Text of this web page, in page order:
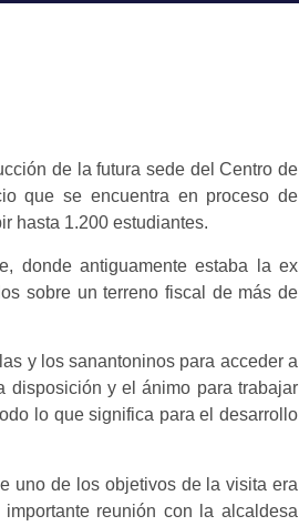
de la futura sede del Centro de
que se encuentra en proceso de
hasta 1.200 estudiantes.
donde antiguamente estaba la ex
sobre un terreno fiscal de más de
y los sanantoninos para acceder a
disposición y el ánimo para trabajar
lo que significa para el desarrollo
uno de los objetivos de la visita era
reunión con la alcaldesa